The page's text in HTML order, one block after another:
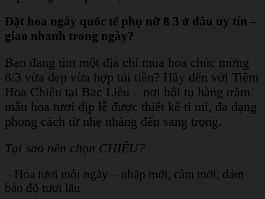
Đặt hoa ngày quốc tế phụ nữ 8 3 ở đâu uy tín –
giao nhanh trong ngày?
Bạn đang tìm một địa chỉ mua hoa chúc mừng
8/3 vừa đẹp vừa hợp túi tiền? Hãy đến với Tiệm
Hoa Chiệu tại Bạc Liêu – nơi hội tụ hàng trăm
mẫu hoa tươi dịp lễ được thiết kế tỉ mỉ, đa dạng
phong cách từ nhẹ nhàng đến sang trọng.
Tại sao nên chọn CHIÊU?
– Hoa tươi mỗi ngày – nhập mới, cắm mới, đảm
bảo độ tươi lâu